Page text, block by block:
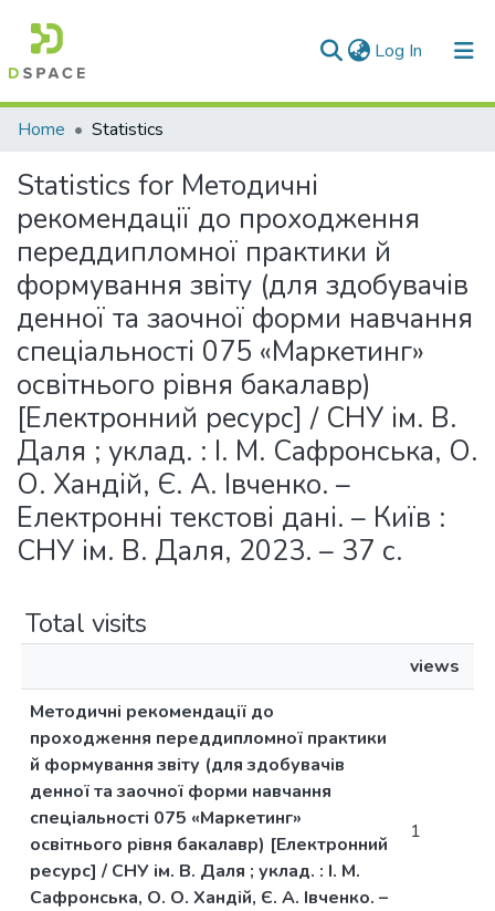
Log In (current)
Communities & Collections
All of DSpace
Home Statistics
Statistics for Методичні
рекомендації до проходження
переддипломної практики й
формування звіту (для здобувачів
денної та заочної форми навчання
спеціальності 075 «Маркетинг»
освітнього рівня бакалавр)
[Електронний ресурс] / СНУ ім. В.
Даля ; уклад. : І. М. Сафронська, О.
О. Хандій, Є. А. Івченко. –
Електронні текстові дані. – Київ :
СНУ ім. В. Даля, 2023. – 37 с.
Total visits
views
Методичні рекомендації до
проходження переддипломної практики
й формування звіту (для здобувачів
денної та заочної форми навчання
спеціальності 075 «Маркетинг»
освітнього рівня бакалавр) [Електронний
ресурс] / СНУ ім. В. Даля ; уклад. : І. М.
Сафронська, О. О. Хандій, Є. А. Івченко. –
1